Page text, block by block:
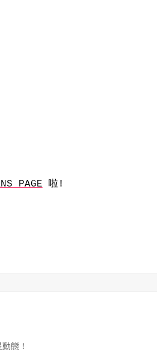
PAGE 啦!
態！